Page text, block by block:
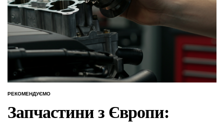
ОПУБЛІКУВАТИ
РЕКОМЕНДУЄМО
Запчастини з Європи: